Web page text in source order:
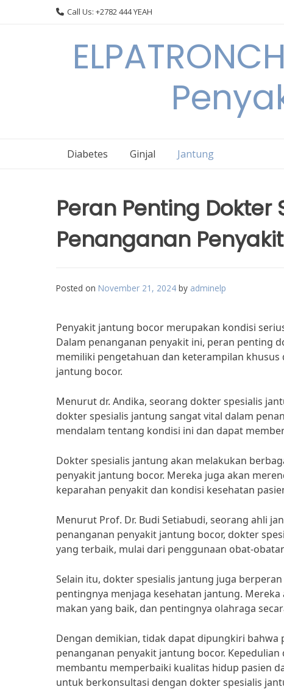
Call Us: +2782 444 YEAH
Diabetes Ginjal Jantung
Peran Penting
Penanganan
Posted on November 21, 2024 by adminelp
Penyakit jantung bocor merupakan kondisi
Dalam penanganan penyakit ini, peran penting
memiliki pengetahuan dan keterampilan
jantung bocor.
Menurut dr. Andika, seorang dokter spesialis
dokter spesialis jantung sangat vital dalam
mendalam tentang kondisi ini dan dapat
Dokter spesialis jantung akan melakukan
penyakit jantung bocor. Mereka juga akan
keparahan penyakit dan kondisi kesehatan
Menurut Prof. Dr. Budi Setiabudi, seorang ahli
penanganan penyakit jantung bocor, dokter
yang terbaik, mulai dari penggunaan obat-
Selain itu, dokter spesialis jantung juga
pentingnya menjaga kesehatan jantung.
makan yang baik, dan pentingnya olahraga
Dengan demikian, tidak dapat dipungkiri
penanganan penyakit jantung bocor.
membantu memperbaiki kualitas hidup pasien
untuk berkonsultasi dengan dokter spesialis